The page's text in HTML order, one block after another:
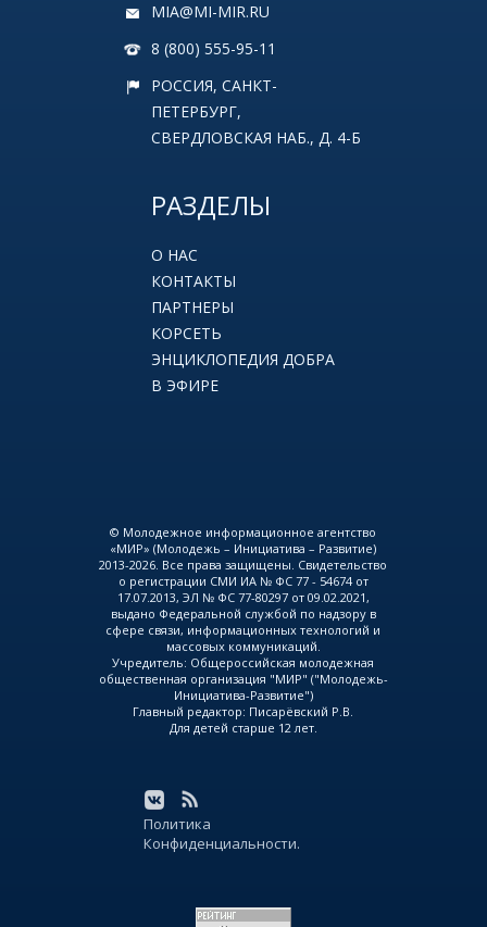
MIA@MI-MIR.RU
8 (800) 555-95-11
РОССИЯ, САНКТ-
ПЕТЕРБУРГ,
СВЕРДЛОВСКАЯ НАБ., Д. 4-Б
РАЗДЕЛЫ
О НАС
КОНТАКТЫ
ПАРТНЕРЫ
КОРСЕТЬ
ЭНЦИКЛОПЕДИЯ ДОБРА
В ЭФИРЕ
© Молодежное информационное агентство
«МИР» (Молодежь – Инициатива – Развитие)
2013-2026. Все права защищены. Свидетельство
о регистрации СМИ ИА № ФС 77 - 54674 от
17.07.2013, ЭЛ № ФС 77-80297 от 09.02.2021,
выдано Федеральной службой по надзору в
сфере связи, информационных технологий и
массовых коммуникаций.
Учредитель: Общероссийская молодежная
общественная организация "МИР" ("Молодежь-
Инициатива-Развитие")
Главный редактор: Писарёвский Р.В.
Для детей старше 12 лет.
Политика
Конфиденциальности.